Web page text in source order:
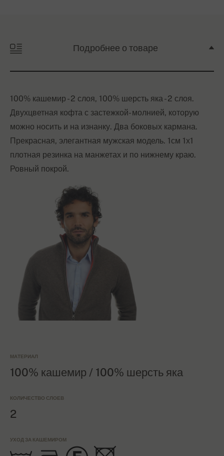
Подробнее о товаре
100% кашемир - 2 слоя, 100% шерсть яка - 2 слоя.
Двухцветная кофта с застежкой- молнией, которую
можно носить и на изнанку. Два боковых кармана.
Прекрасная, элегантная мужская модель. 1см 1х1
плотная резинка на манжетах и по нижнему краю.
Ровный покрой.
МАТЕРИАЛ
100% кашемир / 100% шерсть яка
КОЛИЧЕСТВО СЛОЕВ
2
УХОД ЗА КАШЕМИРОМ